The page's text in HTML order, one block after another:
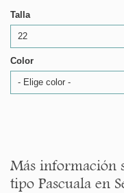
Talla
22
Color
- Elige color -
Más información
tipo Pascuala en